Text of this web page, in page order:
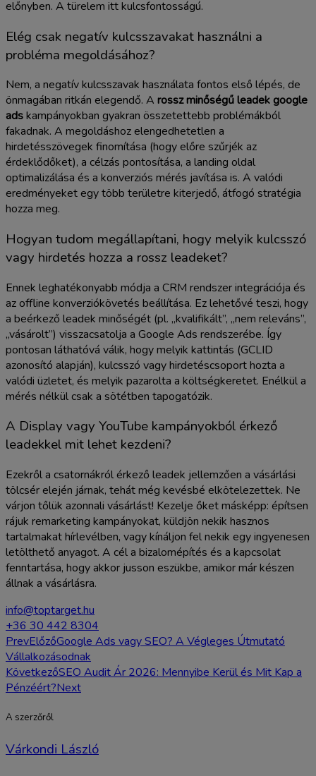
előnyben. A türelem itt kulcsfontosságú.
Elég csak negatív kulcsszavakat használni a
probléma megoldásához?
Nem, a negatív kulcsszavak használata fontos első lépés, de
önmagában ritkán elegendő. A rossz minőségű leadek google
adskampányokban gyakran összetettebb problémákból
fakadnak. A megoldáshoz elengedhetetlen a
hirdetésszövegek finomítása (hogy előre szűrjék az
érdeklődőket), a célzás pontosítása, a landing oldal
optimalizálása és a konverziós mérés javítása is. A valódi
eredményeket egy több területre kiterjedő, átfogó stratégia
hozza meg.
Hogyan tudom megállapítani, hogy melyik kulcsszó
vagy hirdetés hozza a rossz leadeket?
Ennek leghatékonyabb módja a CRM rendszer integrációja és
az offline konverziókövetés beállítása. Ez lehetővé teszi, hogy
a beérkező leadek minőségét (pl. „kvalifikált”, „nem releváns”,
„vásárolt”) visszacsatolja a Google Ads rendszerébe. Így
pontosan láthatóvá válik, hogy melyik kattintás (GCLID
azonosító alapján), kulcsszó vagy hirdetéscsoport hozta a
valódi üzletet, és melyik pazarolta a költségkeretet. Enélkül a
mérés nélkül csak a sötétben tapogatózik.
A Display vagy YouTube kampányokból érkező
leadekkel mit lehet kezdeni?
Ezekről a csatornákról érkező leadek jellemzően a vásárlási
tölcsér elején járnak, tehát még kevésbé elkötelezettek. Ne
várjon tőlük azonnali vásárlást! Kezelje őket másképp: építsen
rájuk remarketing kampányokat, küldjön nekik hasznos
tartalmakat hírlevélben, vagy kínáljon fel nekik egy ingyenesen
letölthető anyagot. A cél a bizalomépítés és a kapcsolat
fenntartása, hogy akkor jusson eszükbe, amikor már készen
állnak a vásárlásra.
info@toptarget.hu
+36 30 442 8304
PrevElőzőGoogle Ads vagy SEO? A Végleges Útmutató
Vállalkozásodnak
KövetkezőSEO Audit Ár 2026: Mennyibe Kerül és Mit Kap a
Pénzéért?Next
A szerzőről
Várkondi László